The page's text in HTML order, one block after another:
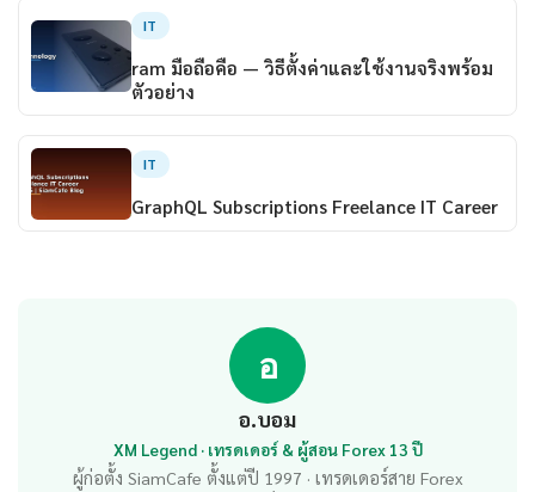
IT
ram มือถือคือ — วิธีตั้งค่าและใช้งานจริงพร้อม
ตัวอย่าง
IT
GraphQL Subscriptions Freelance IT Career
อ
อ.บอม
XM Legend · เทรดเดอร์ & ผู้สอน Forex 13 ปี
ผู้ก่อตั้ง SiamCafe ตั้งแต่ปี 1997 · เทรดเดอร์สาย Forex